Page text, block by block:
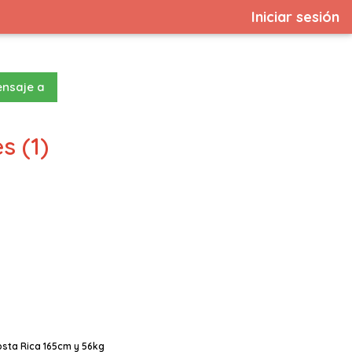
Iniciar sesión
a
(1)
Rica 165cm y 56kg